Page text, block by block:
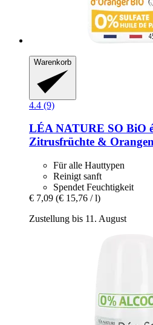
Warenkorb
4.4 (9)
LÉA NATURE SO BiO
Zitrusfrüchte &
Für alle Hauttypen
Reinigt sanft
Spendet Feuchtigkeit
€ 7,09 (€ 15,76 / l)
Zustellung bis 11. August